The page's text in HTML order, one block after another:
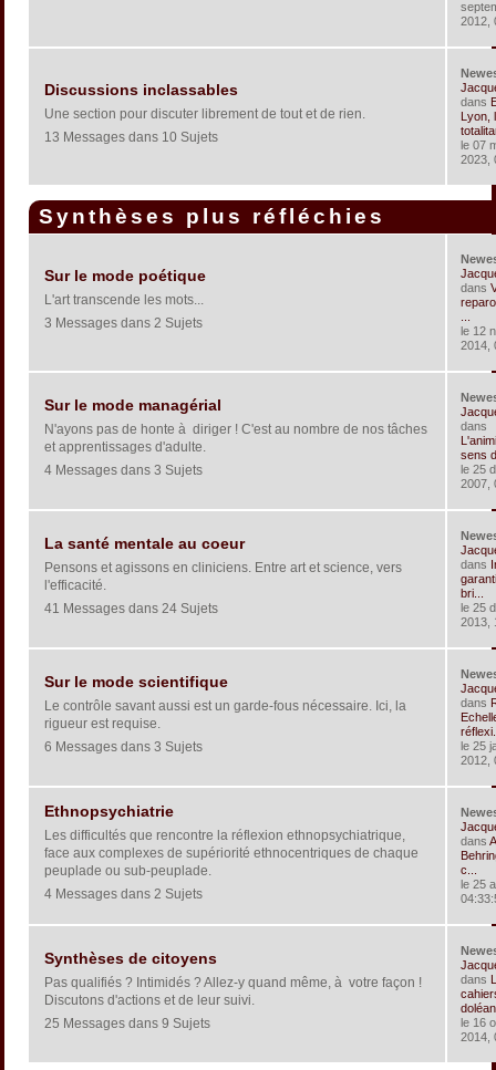
2012,
Discussions inclassables
Une section pour discuter librement de tout et de rien.
13 Messages dans 10 Sujets
dans
Lyon,
le 07
2023,
Synthèses plus réfléchies
Sur le mode poétique
L'art transcende les mots...
3 Messages dans 2 Sujets
dans
le 12
2014,
Sur le mode managérial
N'ayons pas de honte à diriger ! C'est au nombre de nos tâches
et apprentissages d'adulte.
4 Messages dans 3 Sujets
dans
sens
le 25
2007,
La santé mentale au coeur
Pensons et agissons en cliniciens. Entre art et science, vers
l'efficacité.
41 Messages dans 24 Sujets
dans
bri...
le 25
2013,
Sur le mode scientifique
Le contrôle savant aussi est un garde-fous nécessaire. Ici, la
rigueur est requise.
6 Messages dans 3 Sujets
dans
le 25
2012,
Ethnopsychiatrie
Les difficultés que rencontre la réflexion ethnopsychiatrique,
face aux complexes de supériorité ethnocentriques de chaque
peuplade ou sub-peuplade.
4 Messages dans 2 Sujets
dans
c...
le 25
Synthèses de citoyens
Pas qualifiés ? Intimidés ? Allez-y quand même, à votre façon !
Discutons d'actions et de leur suivi.
25 Messages dans 9 Sujets
dans
le 16
2014,